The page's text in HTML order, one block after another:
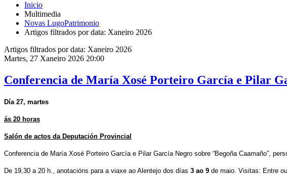
Inicio
Multimedia
Novas LugoPatrimonio
Artigos filtrados por data: Xaneiro 2026
Artigos filtrados por data: Xaneiro 2026
Martes, 27 Xaneiro 2026 20:00
Conferencia de María Xosé Porteiro García e Pilar
Día 27, martes
ás 20 horas
Salón de actos da Deputación Provincial
Conferencia de María Xosé Porteiro García e Pilar García Negro sobre “Begoña Caamaño”,
De 19,30 a 20 h., anotacións para a viaxe ao Alentejo dos días 3 ao 9 de maio. Visitas: Entre